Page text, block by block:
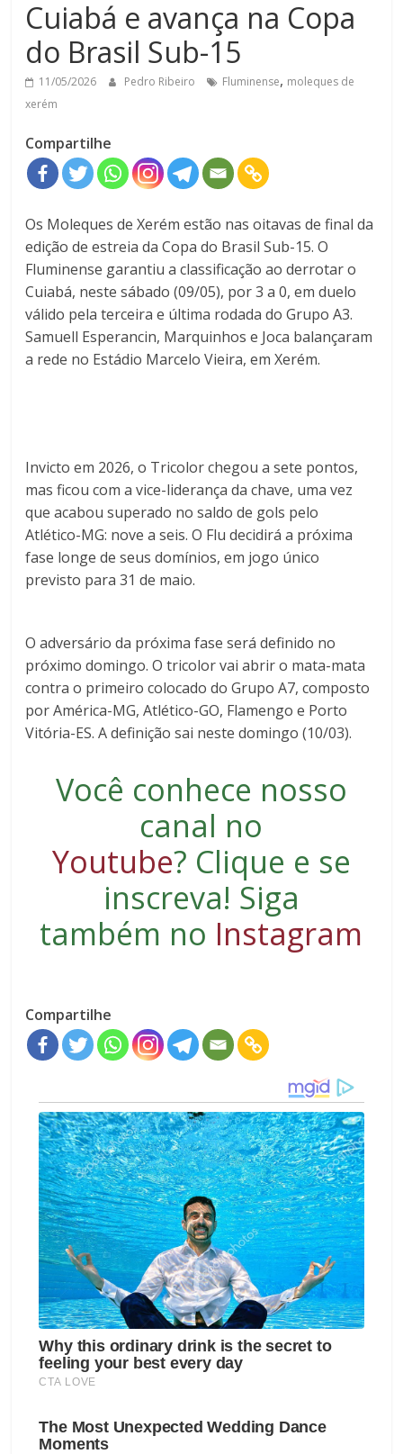
Cuiabá e avança na Copa
do Brasil Sub-15
11/05/2026 Pedro Ribeiro Fluminense, moleques de
xerém
Compartilhe
Os Moleques de Xerém estão nas oitavas de final da
edição de estreia da Copa do Brasil Sub-15. O
Fluminense garantiu a classificação ao derrotar o
Cuiabá, neste sábado (09/05), por 3 a 0, em duelo
válido pela terceira e última rodada do Grupo A3.
Samuell Esperancin, Marquinhos e Joca balançaram
a rede no Estádio Marcelo Vieira, em Xerém.
Invicto em 2026, o Tricolor chegou a sete pontos,
mas ficou com a vice-liderança da chave, uma vez
que acabou superado no saldo de gols pelo
Atlético-MG: nove a seis. O Flu decidirá a próxima
fase longe de seus domínios, em jogo único
previsto para 31 de maio.
O adversário da próxima fase será definido no
próximo domingo. O tricolor vai abrir o mata-mata
contra o primeiro colocado do Grupo A7, composto
por América-MG, Atlético-GO, Flamengo e Porto
Vitória-ES. A definição sai neste domingo (10/03).
Você conhece nosso
canal no
Youtube? Clique e se
inscreva! Siga
também no Instagram
Compartilhe